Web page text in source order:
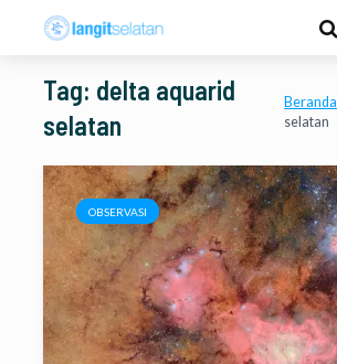
Tag: delta aquarid
selatan
Beranda
selatan
OBSERVASI